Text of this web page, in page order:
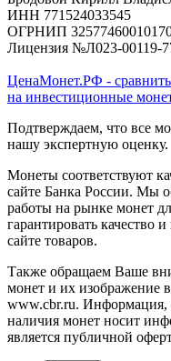
ИНН 771524033545
ОГРНИП
Лицензия №Л023-00119-
ЦенаМонет.РФ -
на инвестиционные
Подтверждаем, что все
нашу экспертную оценку.
Монеты соответствуют
сайте Банка России. Мы
работы на рынке монет
гарантировать качество
сайте товаров.
Также обращаем Ваше
монет и их изображение
www.cbr.ru. Информация,
наличия монет носит
является публичной